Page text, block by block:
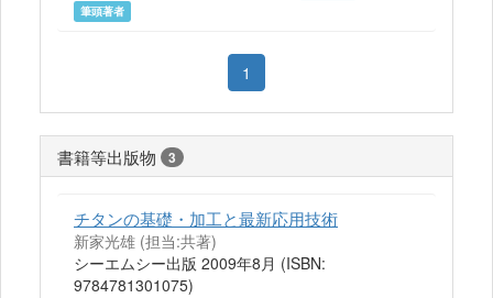
筆頭著者
1
書籍等出版物 3
チタンの基礎・加工と最新応用技術
新家光雄 (担当:共著)
シーエムシー出版 2009年8月 (ISBN:
9784781301075)